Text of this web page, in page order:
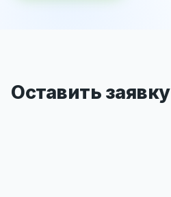
Оставить заявку